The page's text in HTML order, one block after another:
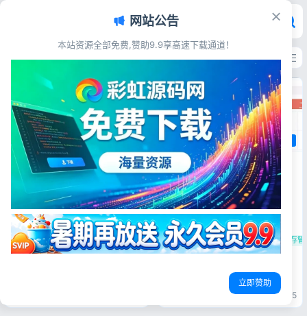
彩虹源码网 - 免费源码_游戏源码
最新发布 最多浏览 最多点赞 最多评论
其他源码
PHP图片版Ping接口源码 上传即
用 返回图片结果
其他源码
PHP仿金蝶云ERP进销存V8源码
多仓版网络版 含扫描枪入库
源码简介 本系统采用
PHP+MYSQL开发，B/S架构，
方便随地使用，不管是界面上还
是功能上都可以说无可挑剔。
系统特色 1、扫描枪入库+库存
预警，含购货，销货，仓库管
理，商品管理，供应商管理，职
中小企业ERP 扫描枪入库源码 库存
2026-03-26 45
网站公告
本站资源全部免费,赞助9.9享高速下载通道！
立即赞助